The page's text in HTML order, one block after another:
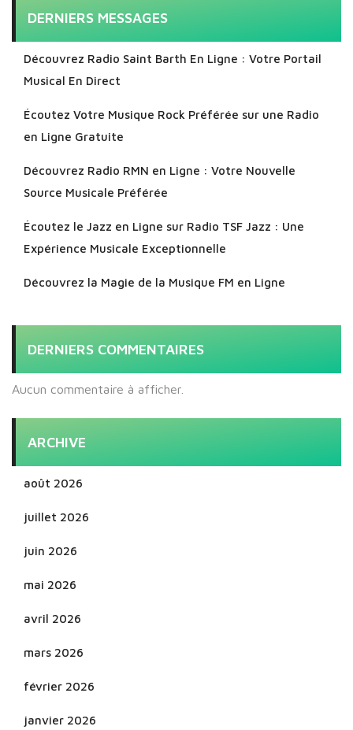
DERNIERS MESSAGES
Découvrez Radio Saint Barth En Ligne : Votre Portail
Musical En Direct
Écoutez Votre Musique Rock Préférée sur une Radio
en Ligne Gratuite
Découvrez Radio RMN en Ligne : Votre Nouvelle
Source Musicale Préférée
Écoutez le Jazz en Ligne sur Radio TSF Jazz : Une
Expérience Musicale Exceptionnelle
Découvrez la Magie de la Musique FM en Ligne
DERNIERS COMMENTAIRES
Aucun commentaire à afficher.
ARCHIVE
août 2026
juillet 2026
juin 2026
mai 2026
avril 2026
mars 2026
février 2026
janvier 2026